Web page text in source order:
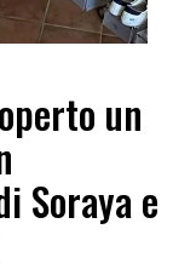
un
Soraya e